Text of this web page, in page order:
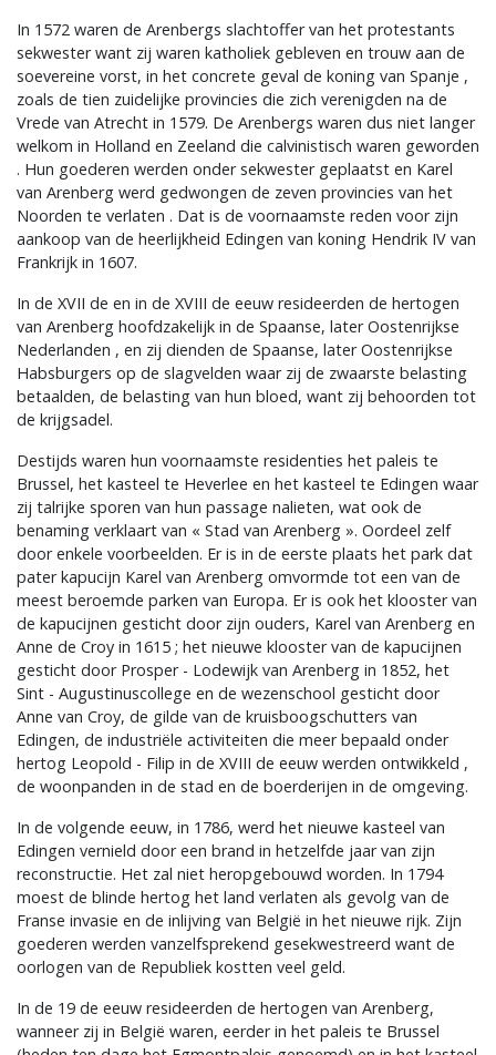
In 1572 waren de Arenbergs slachtoffer van het protestants
sekwester want zij waren katholiek gebleven en trouw aan de
soevereine vorst, in het concrete geval de koning van Spanje ,
zoals de tien zuidelijke provincies die zich verenigden na de
Vrede van Atrecht in 1579. De Arenbergs waren dus niet langer
welkom in Holland en Zeeland die calvinistisch waren geworden
. Hun goederen werden onder sekwester geplaatst en Karel
van Arenberg werd gedwongen de zeven provincies van het
Noorden te verlaten . Dat is de voornaamste reden voor zijn
aankoop van de heerlijkheid Edingen van koning Hendrik IV van
Frankrijk in 1607.
In de XVII de en in de XVIII de eeuw resideerden de hertogen
van Arenberg hoofdzakelijk in de Spaanse, later Oostenrijkse
Nederlanden , en zij dienden de Spaanse, later Oostenrijkse
Habsburgers op de slagvelden waar zij de zwaarste belasting
betaalden, de belasting van hun bloed, want zij behoorden tot
de krijgsadel.
Destijds waren hun voornaamste residenties het paleis te
Brussel, het kasteel te Heverlee en het kasteel te Edingen waar
zij talrijke sporen van hun passage nalieten, wat ook de
benaming verklaart van « Stad van Arenberg ». Oordeel zelf
door enkele voorbeelden. Er is in de eerste plaats het park dat
pater kapucijn Karel van Arenberg omvormde tot een van de
meest beroemde parken van Europa. Er is ook het klooster van
de kapucijnen gesticht door zijn ouders, Karel van Arenberg en
Anne de Croy in 1615 ; het nieuwe klooster van de kapucijnen
gesticht door Prosper - Lodewijk van Arenberg in 1852, het
Sint - Augustinuscollege en de wezenschool gesticht door
Anne van Croy, de gilde van de kruisboogschutters van
Edingen, de industriële activiteiten die meer bepaald onder
hertog Leopold - Filip in de XVIII de eeuw werden ontwikkeld ,
de woonpanden in de stad en de boerderijen in de omgeving.
In de volgende eeuw, in 1786, werd het nieuwe kasteel van
Edingen vernield door een brand in hetzelfde jaar van zijn
reconstructie. Het zal niet heropgebouwd worden. In 1794
moest de blinde hertog het land verlaten als gevolg van de
Franse invasie en de inlijving van België in het nieuwe rijk. Zijn
goederen werden vanzelfsprekend gesekwestreerd want de
oorlogen van de Republiek kostten veel geld.
In de 19 de eeuw resideerden de hertogen van Arenberg,
wanneer zij in België waren, eerder in het paleis te Brussel